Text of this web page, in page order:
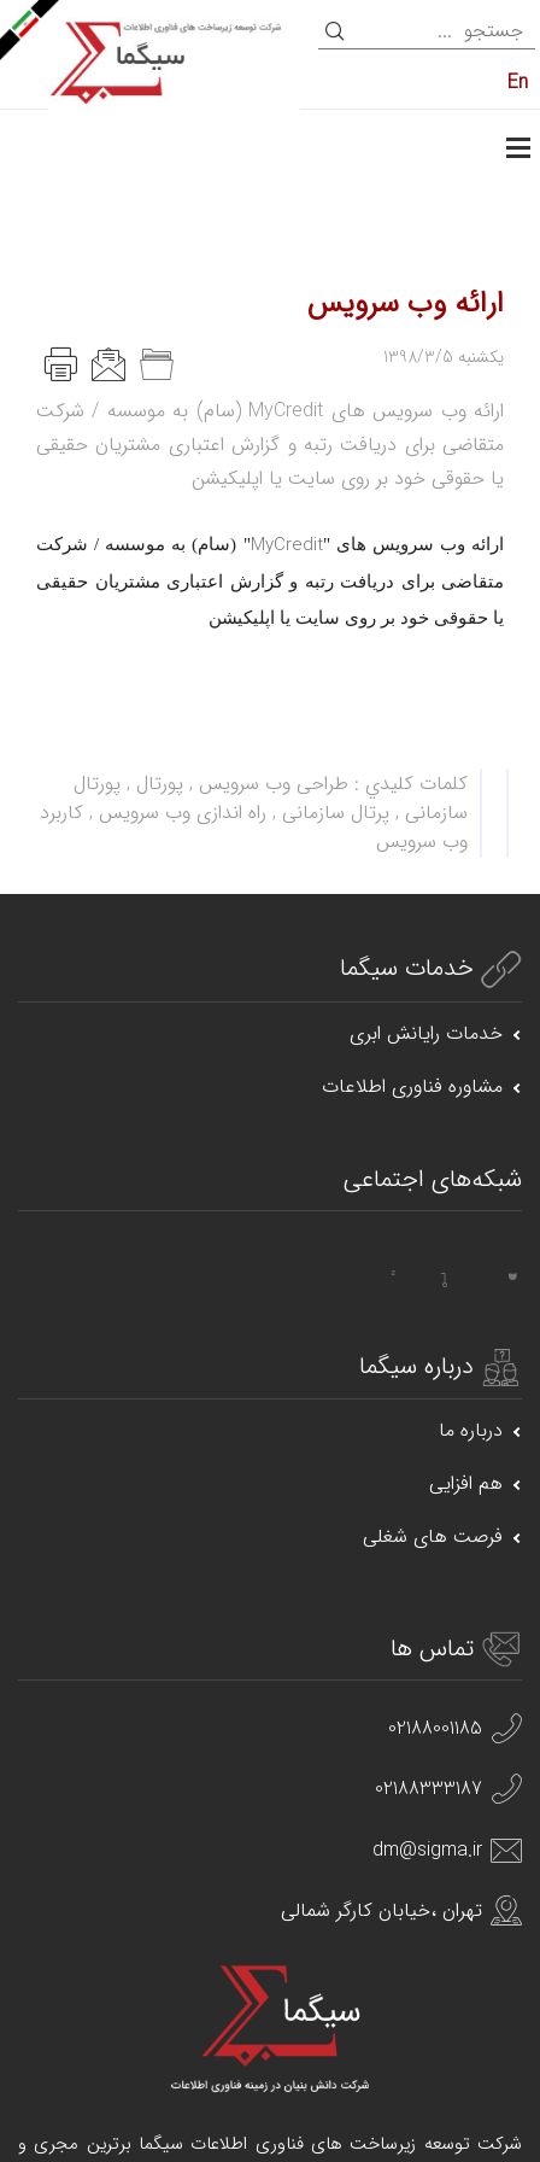
En
ارائه وب سرویس
1398/3/5 یکشنبه
ارائه وب سرویس های MyCredit (سام) به موسسه / شرکت
متقاضی برای دریافت رتبه و گزارش اعتباری مشتریان حقیقی
یا حقوقی خود بر روی سایت یا اپلیکیشن
ارائه وب سرویس های "MyCredit" (سام) به موسسه / شرکت
متقاضی برای دریافت رتبه و گزارش اعتباری مشتریان حقیقی
یا حقوقی خود بر روی سایت یا اپلیکیشن
كلمات كليدي : طراحی وب سرویس , پورتال , پورتال
سازمانی , پرتال سازمانی , راه اندازی وب سرویس , کاربرد
وب سرویس
خدمات سیگما
خدمات رایانش ابری
مشاوره فناوری اطلاعات
شبکه‌های اجتماعی
درباره سیگما
درباره ما
هم افزایی
فرصت های شغلی
تماس ها
02188001185
02188333187
dm@sigma.ir
تهران ،خیابان کارگر شمالی
شرکت توسعه زیرساخت های فناوری اطلاعات سیگما برترین مجری و